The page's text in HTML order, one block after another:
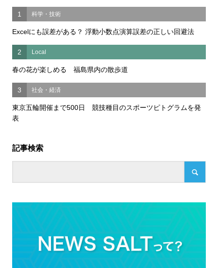
1 科学・技術
Excelにも誤差がある？ 浮動小数点演算誤差の正しい回避法
2 Local
春の花が楽しめる 福島県内の散歩道
3 社会・経済
東京五輪開催まで500日 競技種目のスポーツピトグラムを発
表
記事検索